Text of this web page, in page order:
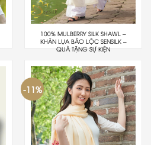
100% MULBERRY SILK SHAWL –
KHĂN LỤA BẢO LỘC SENSILK –
QUÀ TẶNG SỰ KIỆN
-11%